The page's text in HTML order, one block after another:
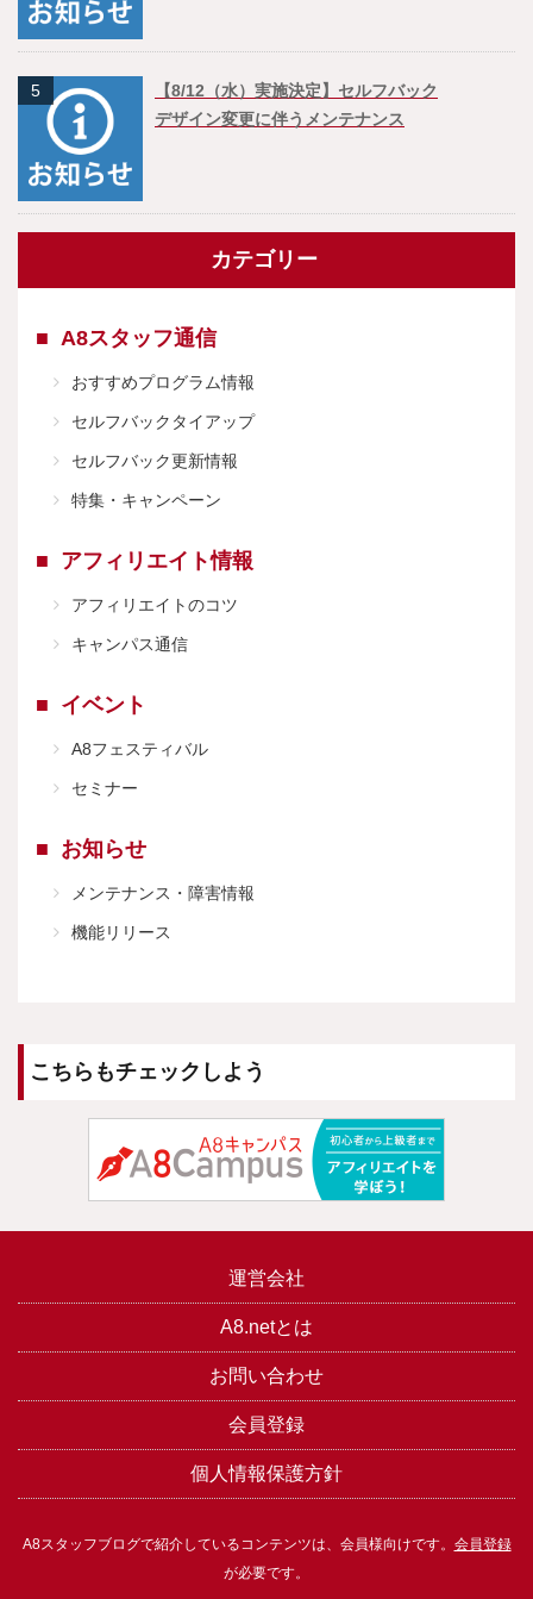
5
【8/12（水）実施決定】セルフバック
デザイン変更に伴うメンテナンス
カテゴリー
A8スタッフ通信
おすすめプログラム情報
セルフバックタイアップ
セルフバック更新情報
特集・キャンペーン
アフィリエイト情報
アフィリエイトのコツ
キャンパス通信
イベント
A8フェスティバル
セミナー
お知らせ
メンテナンス・障害情報
機能リリース
こちらもチェックしよう
運営会社
A8.netとは
お問い合わせ
会員登録
個人情報保護方針
A8スタッフブログで紹介しているコンテンツは、会員様向けです。 会員登録
が必要です。